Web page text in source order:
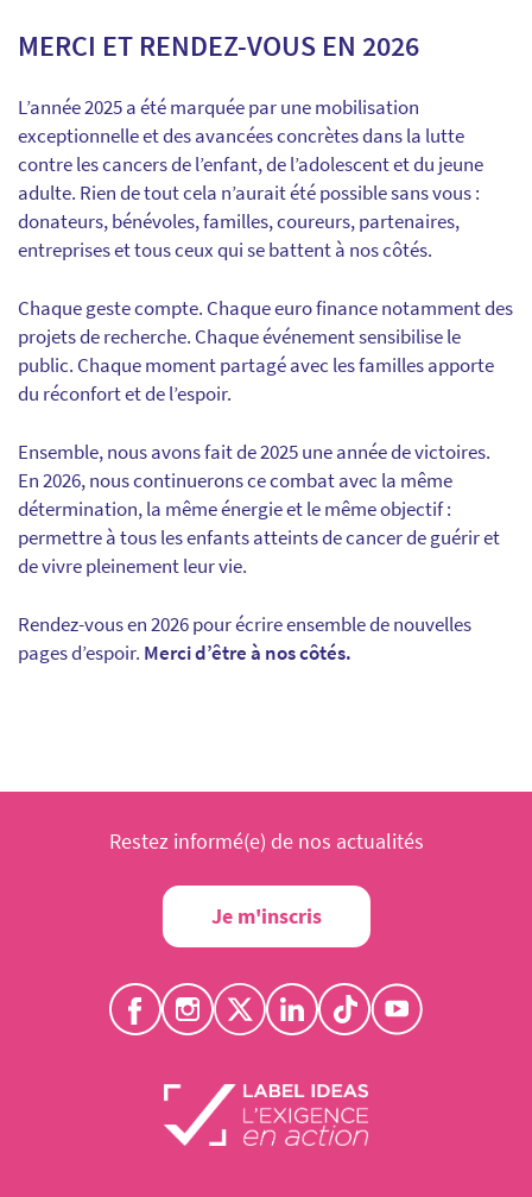
MERCI ET RENDEZ-VOUS EN 2026
L’année 2025 a été marquée par une mobilisation
exceptionnelle et des avancées concrètes dans la lutte
contre les cancers de l’enfant, de l’adolescent et du jeune
adulte. Rien de tout cela n’aurait été possible sans vous :
donateurs, bénévoles, familles, coureurs, partenaires,
entreprises et tous ceux qui se battent à nos côtés.
Chaque geste compte. Chaque euro finance notamment des
projets de recherche. Chaque événement sensibilise le
public. Chaque moment partagé avec les familles apporte
du réconfort et de l’espoir.
Ensemble, nous avons fait de 2025 une année de victoires.
En 2026, nous continuerons ce combat avec la même
détermination, la même énergie et le même objectif :
permettre à tous les enfants atteints de cancer de guérir et
de vivre pleinement leur vie.
Rendez-vous en 2026 pour écrire ensemble de nouvelles
pages d’espoir. Merci d’être à nos côtés.
Restez informé(e) de nos actualités
Je m'inscris